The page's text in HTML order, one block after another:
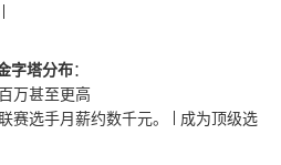
字塔分布：
万甚至更高
赛选手月薪约数千元。 | 成为顶级选